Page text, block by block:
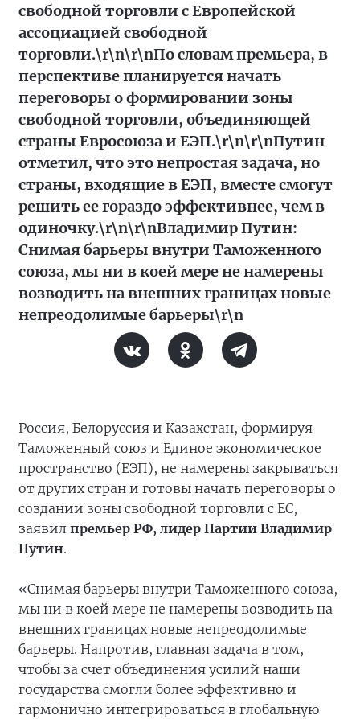
свободной торговли с Европейской
ассоциацией свободной
торговли.\r\n\r\nПо словам премьера, в
перспективе планируется начать
переговоры о формировании зоны
свободной торговли, объединяющей
страны Евросоюза и ЕЭП.\r\n\r\nПутин
отметил, что это непростая задача, но
страны, входящие в ЕЭП, вместе смогут
решить ее гораздо эффективнее, чем в
одиночку.\r\n\r\nВладимир Путин:
Снимая барьеры внутри Таможенного
союза, мы ни в коей мере не намерены
возводить на внешних границах новые
непреодолимые барьеры\r\n
Россия, Белоруссия и Казахстан, формируя
Таможенный союз и Единое экономическое
пространство (ЕЭП), не намерены закрываться
от других стран и готовы начать переговоры о
создании зоны свободной торговли с ЕС,
заявил премьер РФ, лидер Партии Владимир
Путин.
«Снимая барьеры внутри Таможенного союза,
мы ни в коей мере не намерены возводить на
внешних границах новые непреодолимые
барьеры. Напротив, главная задача в том,
чтобы за счет объединения усилий наши
государства смогли более эффективно и
гармонично интегрироваться в глобальную